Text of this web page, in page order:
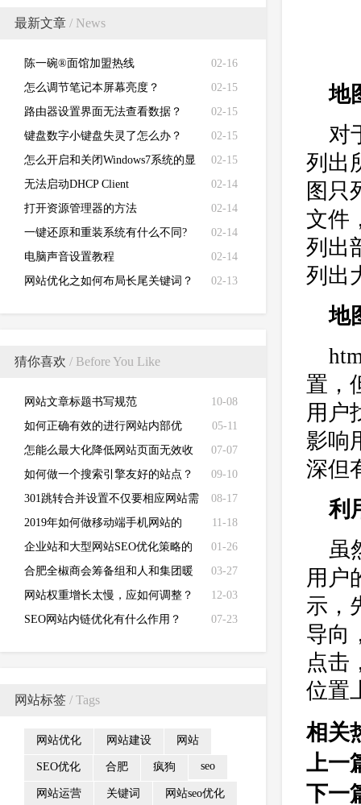
最新文章 / News
02-16
陈一碗®面馆加盟热线
02-15
怎么调节笔记本屏幕亮度？
02-15
路由器设置界面无法查看数据？
02-15
键盘数字小键盘失灵了怎么办？
02-15
怎么开启和关闭Windows7系统的显
卡硬件加速功能
02-14
无法启动DHCP Client
02-14
打开资源管理器的方法
02-14
一键还原和重装系统有什么不同?
02-14
电脑声音设置教程
02-13
网站优化之如何布局长尾关键词？
猜你喜欢 / Before You Like
10-08
网站文章标题书写规范
05-11
如何正确有效的进行网站内部优
化？
07-07
怎能么最大化降低网站页面无效收
录?
09-10
如何做一个搜索引擎友好的站点？
08-17
301跳转合并设置不仅要相应网站需
求更要考虑对seo优化的阻碍作用！
11-18
2019年如何做移动端手机网站的
SEO优化？
01-26
企业站和大型网站SEO优化策略的
区别
03-27
合肥全椒商会筹备组和人和集团暖
春交流活动
12-03
网站权重增长太慢，应如何调整？
07-23
SEO网站内链优化有什么作用？
网站标签 / Tags
网站优化 网站建设 网站
SEO优化 合肥 疯狗 seo
网站运营 关键词 网站seo优化
地
对
列出
图只
文件
列出
列出
地
置，
用户
影响
深但
利
虽
用户
示，
导向
点击
位置
相关
上一
下一